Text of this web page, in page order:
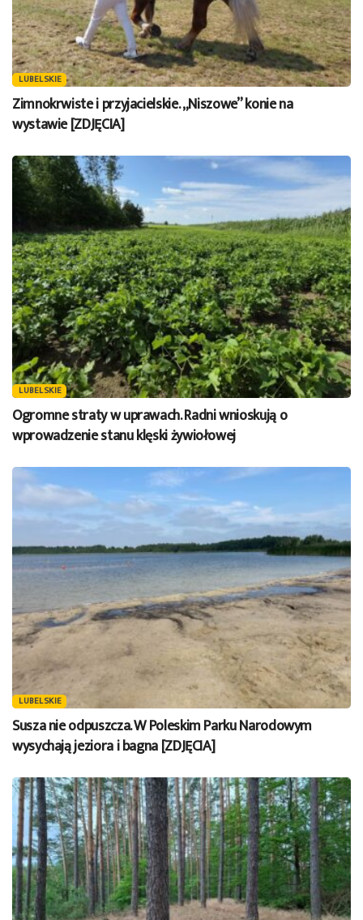
LUBELSKIE
Zimnokrwiste i przyjacielskie. „Niszowe” konie na
wystawie [ZDJĘCIA]
LUBELSKIE
Ogromne straty w uprawach. Radni wnioskują o
wprowadzenie stanu klęski żywiołowej
LUBELSKIE
Susza nie odpuszcza. W Poleskim Parku Narodowym
wysychają jeziora i bagna [ZDJĘCIA]